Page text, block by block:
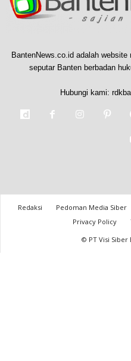
BantenNews.co.id adalah
seputar Banten berbadan
Hubungi kami:
Redaksi Pedoman Media Siber
Privacy Policy
© PT Visi Siber